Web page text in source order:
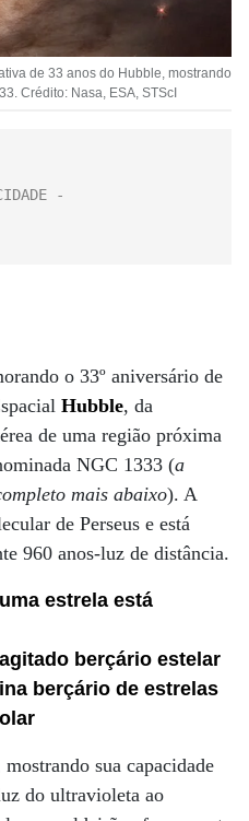
de 33 anos do Hubble, mostrando
Crédito: Nasa, ESA, STScI
o 33º aniversário de
Hubble, da
de uma região próxima
NGC 1333 (a
mais abaixo). A
de Perseus e está
960 anos-luz de distância.
estrela está
berçário estelar
berçário de estrelas
sua capacidade
do ultravioleta ao